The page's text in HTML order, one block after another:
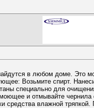
в любом доме. Это
Возьмите спирт.
специально для
и отмывайте
средства влажной